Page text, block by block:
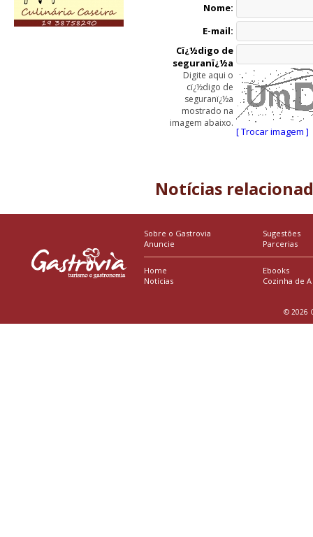
Nome:
E-mail:
Cï¿½digo de
seguranï¿½a
Digite aqui o
cï¿½digo de
seguranï¿½a
mostrado na
imagem abaixo.
[ Trocar imagem ]
Notícias
Sobre o Gastrovia
Anuncie
Sugestões
Parcerias
Home
Notícias
Ebooks
Cozinha de A
© 2026